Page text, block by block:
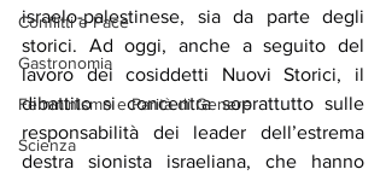
Conflitti e Pace
Gastronomia
Femminismo e Parità di Genere
Scienza
israelo-palestinese, sia da parte degli
storici. Ad oggi, anche a seguito del
lavoro dei cosiddetti Nuovi Storici, il
dibattito si concentra soprattutto sulle
responsabilità dei leader dell’estrema
destra sionista israeliana, che hanno